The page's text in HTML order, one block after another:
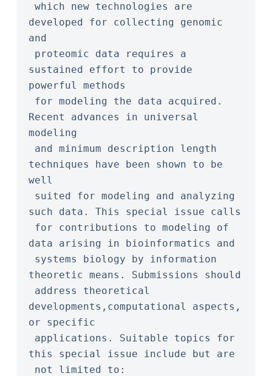
developed for collecting genomic
and
sustained effort to provide
powerful methods
Recent advances in universal
modeling
techniques have been shown to be
well
such data. This special issue calls
data arising in bioinformatics and
theoretic means. Submissions should
developments,computational aspects,
or specific
this special issue include but are
not limited to: